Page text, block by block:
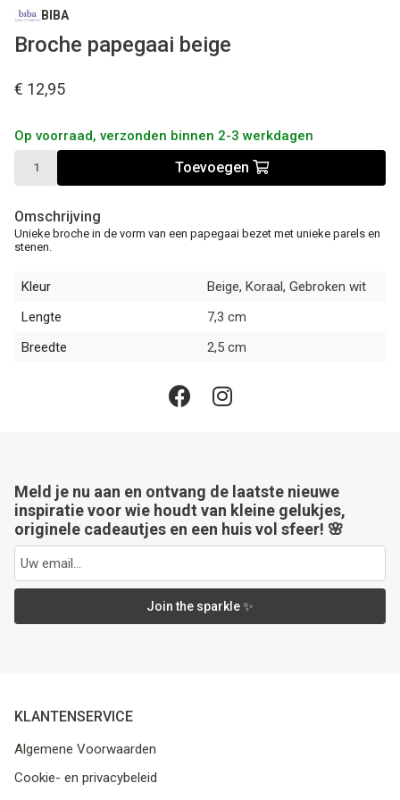
BIBA
Broche papegaai beige
€ 12,95
Op voorraad, verzonden binnen 2-3 werkdagen
Toevoegen
Omschrijving
Unieke broche in de vorm van een papegaai bezet met unieke parels en
stenen.
Kleur
Beige, Koraal, Gebroken wit
Lengte
7,3 cm
Breedte
2,5 cm
Meld je nu aan en ontvang de laatste nieuwe
inspiratie voor wie houdt van kleine gelukjes,
originele cadeautjes en een huis vol sfeer! 🌸
Join the sparkle ✨
KLANTENSERVICE
Algemene Voorwaarden
Cookie- en privacybeleid